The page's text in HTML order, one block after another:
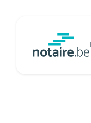
principal